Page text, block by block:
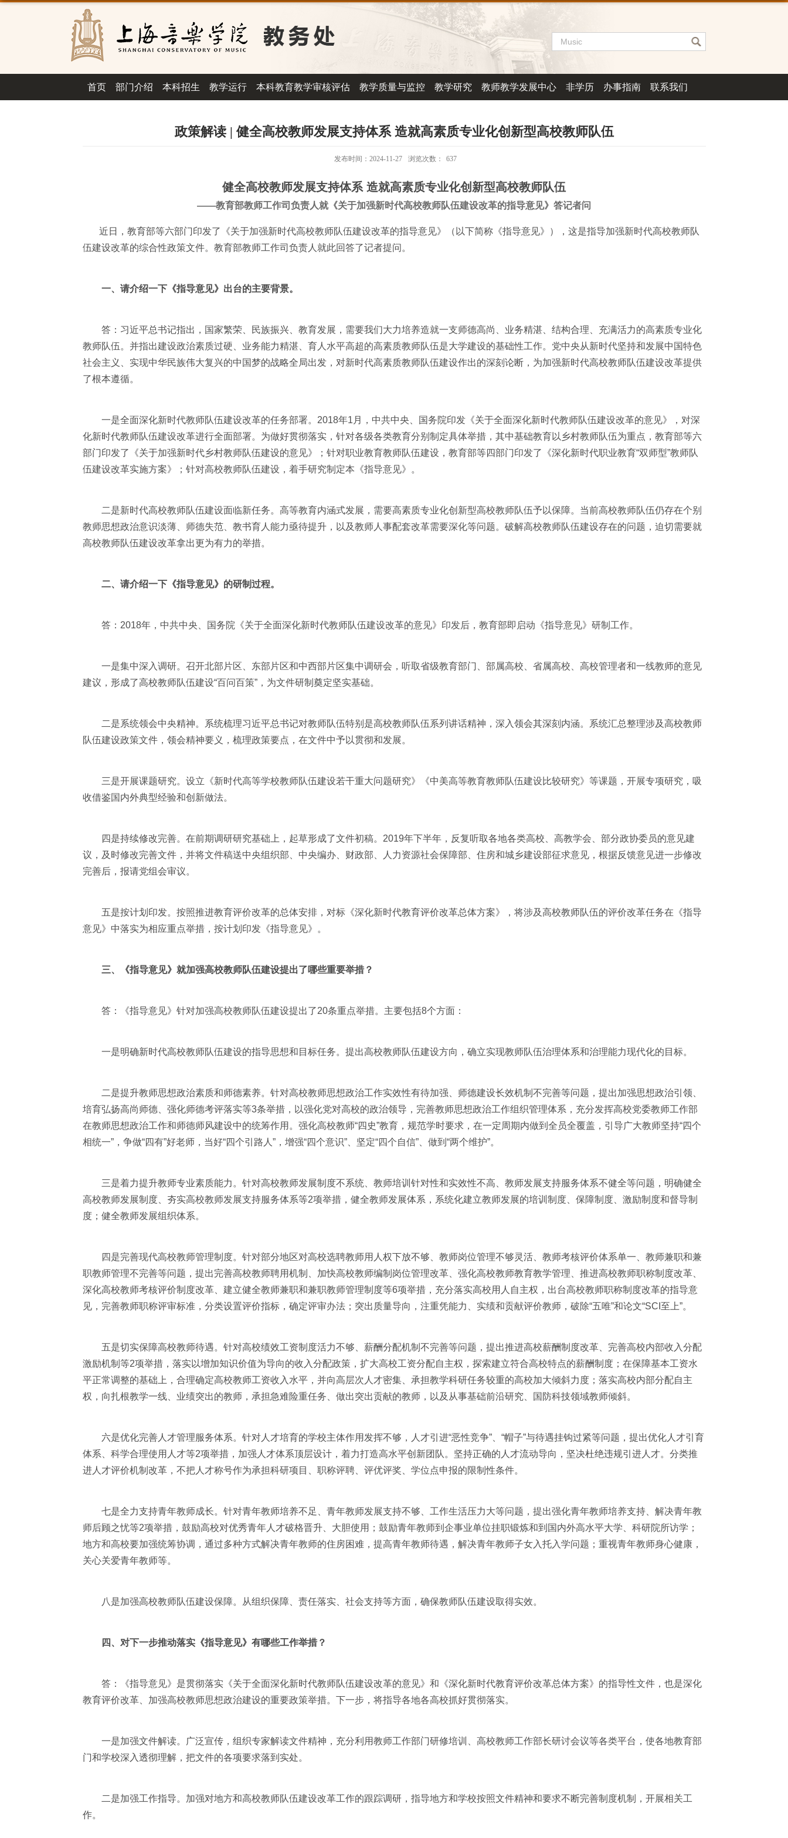
首页 部门介绍 本科招生 教学运行 本科教育教学审核评估 教学质量与监控 教学研究 教师教学发展中心 非学历 办事指南 联系我们
政策解读 | 健全高校教师发展支持体系 造就高素质专业化创新型高校教师队伍
发布时间：2024-11-27 浏览次数： 637
健全高校教师发展支持体系 造就高素质专业化创新型高校教师队伍
——教育部教师工作司负责人就《关于加强新时代高校教师队伍建设改革的指导意见》答记者问
近日，教育部等六部门印发了《关于加强新时代高校教师队伍建设改革的指导意见》（以下简称《指导意见》），这是指导加强新时代高校教师队
伍建设改革的综合性政策文件。教育部教师工作司负责人就此回答了记者提问。
一、请介绍一下《指导意见》出台的主要背景。
答：习近平总书记指出，国家繁荣、民族振兴、教育发展，需要我们大力培养造就一支师德高尚、业务精湛、结构合理、充满活力的高素质专业化
教师队伍。并指出建设政治素质过硬、业务能力精湛、育人水平高超的高素质教师队伍是大学建设的基础性工作。党中央从新时代坚持和发展中国特色
社会主义、实现中华民族伟大复兴的中国梦的战略全局出发，对新时代高素质教师队伍建设作出的深刻论断，为加强新时代高校教师队伍建设改革提供
了根本遵循。
一是全面深化新时代教师队伍建设改革的任务部署。2018年1月，中共中央、国务院印发《关于全面深化新时代教师队伍建设改革的意见》，对深
化新时代教师队伍建设改革进行全面部署。为做好贯彻落实，针对各级各类教育分别制定具体举措，其中基础教育以乡村教师队伍为重点，教育部等六
部门印发了《关于加强新时代乡村教师队伍建设的意见》；针对职业教育教师队伍建设，教育部等四部门印发了《深化新时代职业教育“双师型”教师队
伍建设改革实施方案》；针对高校教师队伍建设，着手研究制定本《指导意见》。
二是新时代高校教师队伍建设面临新任务。高等教育内涵式发展，需要高素质专业化创新型高校教师队伍予以保障。当前高校教师队伍仍存在个别
教师思想政治意识淡薄、师德失范、教书育人能力亟待提升，以及教师人事配套改革需要深化等问题。破解高校教师队伍建设存在的问题，迫切需要就
高校教师队伍建设改革拿出更为有力的举措。
二、请介绍一下《指导意见》的研制过程。
答：2018年，中共中央、国务院《关于全面深化新时代教师队伍建设改革的意见》印发后，教育部即启动《指导意见》研制工作。
一是集中深入调研。召开北部片区、东部片区和中西部片区集中调研会，听取省级教育部门、部属高校、省属高校、高校管理者和一线教师的意见
建议，形成了高校教师队伍建设“百问百策”，为文件研制奠定坚实基础。
二是系统领会中央精神。系统梳理习近平总书记对教师队伍特别是高校教师队伍系列讲话精神，深入领会其深刻内涵。系统汇总整理涉及高校教师
队伍建设政策文件，领会精神要义，梳理政策要点，在文件中予以贯彻和发展。
三是开展课题研究。设立《新时代高等学校教师队伍建设若干重大问题研究》《中美高等教育教师队伍建设比较研究》等课题，开展专项研究，吸
收借鉴国内外典型经验和创新做法。
四是持续修改完善。在前期调研研究基础上，起草形成了文件初稿。2019年下半年，反复听取各地各类高校、高教学会、部分政协委员的意见建
议，及时修改完善文件，并将文件稿送中央组织部、中央编办、财政部、人力资源社会保障部、住房和城乡建设部征求意见，根据反馈意见进一步修改
完善后，报请党组会审议。
五是按计划印发。按照推进教育评价改革的总体安排，对标《深化新时代教育评价改革总体方案》，将涉及高校教师队伍的评价改革任务在《指导
意见》中落实为相应重点举措，按计划印发《指导意见》。
三、《指导意见》就加强高校教师队伍建设提出了哪些重要举措？
答：《指导意见》针对加强高校教师队伍建设提出了20条重点举措。主要包括8个方面：
一是明确新时代高校教师队伍建设的指导思想和目标任务。提出高校教师队伍建设方向，确立实现教师队伍治理体系和治理能力现代化的目标。
二是提升教师思想政治素质和师德素养。针对高校教师思想政治工作实效性有待加强、师德建设长效机制不完善等问题，提出加强思想政治引领、
培育弘扬高尚师德、强化师德考评落实等3条举措，以强化党对高校的政治领导，完善教师思想政治工作组织管理体系，充分发挥高校党委教师工作部
在教师思想政治工作和师德师风建设中的统筹作用。强化高校教师“四史”教育，规范学时要求，在一定周期内做到全员全覆盖，引导广大教师坚持“四个
相统一”，争做“四有”好老师，当好“四个引路人”，增强“四个意识”、坚定“四个自信”、做到“两个维护”。
三是着力提升教师专业素质能力。针对高校教师发展制度不系统、教师培训针对性和实效性不高、教师发展支持服务体系不健全等问题，明确健全
高校教师发展制度、夯实高校教师发展支持服务体系等2项举措，健全教师发展体系，系统化建立教师发展的培训制度、保障制度、激励制度和督导制
度；健全教师发展组织体系。
四是完善现代高校教师管理制度。针对部分地区对高校选聘教师用人权下放不够、教师岗位管理不够灵活、教师考核评价体系单一、教师兼职和兼
职教师管理不完善等问题，提出完善高校教师聘用机制、加快高校教师编制岗位管理改革、强化高校教师教育教学管理、推进高校教师职称制度改革、
深化高校教师考核评价制度改革、建立健全教师兼职和兼职教师管理制度等6项举措，充分落实高校用人自主权，出台高校教师职称制度改革的指导意
见，完善教师职称评审标准，分类设置评价指标，确定评审办法；突出质量导向，注重凭能力、实绩和贡献评价教师，破除“五唯”和论文“SCI至上”。
五是切实保障高校教师待遇。针对高校绩效工资制度活力不够、薪酬分配机制不完善等问题，提出推进高校薪酬制度改革、完善高校内部收入分配
激励机制等2项举措，落实以增加知识价值为导向的收入分配政策，扩大高校工资分配自主权，探索建立符合高校特点的薪酬制度；在保障基本工资水
平正常调整的基础上，合理确定高校教师工资收入水平，并向高层次人才密集、承担教学科研任务较重的高校加大倾斜力度；落实高校内部分配自主
权，向扎根教学一线、业绩突出的教师，承担急难险重任务、做出突出贡献的教师，以及从事基础前沿研究、国防科技领域教师倾斜。
六是优化完善人才管理服务体系。针对人才培育的学校主体作用发挥不够，人才引进“恶性竞争”、“帽子”与待遇挂钩过紧等问题，提出优化人才引育
体系、科学合理使用人才等2项举措，加强人才体系顶层设计，着力打造高水平创新团队。坚持正确的人才流动导向，坚决杜绝违规引进人才。分类推
进人才评价机制改革，不把人才称号作为承担科研项目、职称评聘、评优评奖、学位点申报的限制性条件。
七是全力支持青年教师成长。针对青年教师培养不足、青年教师发展支持不够、工作生活压力大等问题，提出强化青年教师培养支持、解决青年教
师后顾之忧等2项举措，鼓励高校对优秀青年人才破格晋升、大胆使用；鼓励青年教师到企事业单位挂职锻炼和到国内外高水平大学、科研院所访学；
地方和高校要加强统筹协调，通过多种方式解决青年教师的住房困难，提高青年教师待遇，解决青年教师子女入托入学问题；重视青年教师身心健康，
关心关爱青年教师等。
八是加强高校教师队伍建设保障。从组织保障、责任落实、社会支持等方面，确保教师队伍建设取得实效。
四、对下一步推动落实《指导意见》有哪些工作举措？
答：《指导意见》是贯彻落实《关于全面深化新时代教师队伍建设改革的意见》和《深化新时代教育评价改革总体方案》的指导性文件，也是深化
教育评价改革、加强高校教师思想政治建设的重要政策举措。下一步，将指导各地各高校抓好贯彻落实。
一是加强文件解读。广泛宣传，组织专家解读文件精神，充分利用教师工作部门研修培训、高校教师工作部长研讨会议等各类平台，使各地教育部
门和学校深入透彻理解，把文件的各项要求落到实处。
二是加强工作指导。加强对地方和高校教师队伍建设改革工作的跟踪调研，指导地方和学校按照文件精神和要求不断完善制度机制，开展相关工
作。